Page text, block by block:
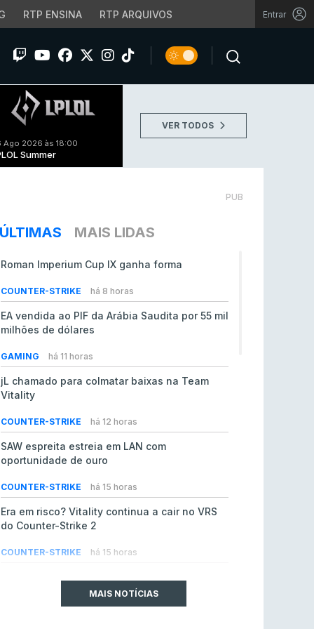
RTP ENSINA RTP ARQUIVOS Entrar
Ago 2026 às 18:00
Summer
VER TODOS
PUB
ÚLTIMAS MAIS LIDAS
Roman Imperium Cup IX ganha forma
COUNTER-STRIKE há 8 horas
EA vendida ao PIF da Arábia Saudita por 55 mil
milhões de dólares
GAMING há 11 horas
jL chamado para colmatar baixas na Team
Vitality
COUNTER-STRIKE há 12 horas
SAW espreita estreia em LAN com
oportunidade de ouro
COUNTER-STRIKE há 15 horas
Era em risco? Vitality continua a cair no VRS
do Counter-Strike 2
COUNTER-STRIKE há 15 horas
comunitários de League of Legends
MAIS NOTÍCIAS